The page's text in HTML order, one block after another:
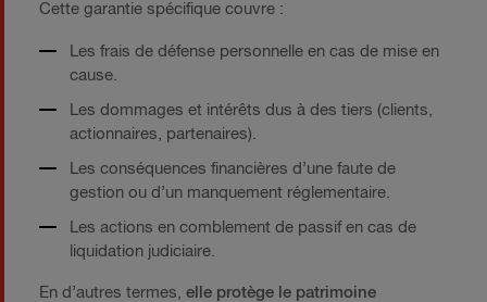
Cette garantie spécifique couvre :
Les frais de défense personnelle en cas de mise en
cause.
Les dommages et intérêts dus à des tiers (clients,
actionnaires, partenaires).
Les conséquences financières d’une faute de
gestion ou d’un manquement réglementaire.
Les actions en comblement de passif en cas de
liquidation judiciaire.
En d’autres termes, elle protège le patrimoine